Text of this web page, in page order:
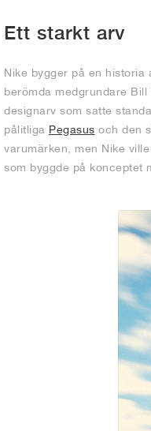
Ett starkt arv
Nike bygger på en
berömda medgrundare
designarv som satte
pålitliga Pegasus och den
varumärken, men Nike
som byggde på konceptet